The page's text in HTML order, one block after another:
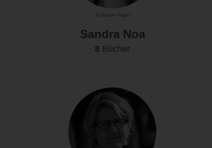
© Natalie Hilger
Sandra Noa
8 Bücher